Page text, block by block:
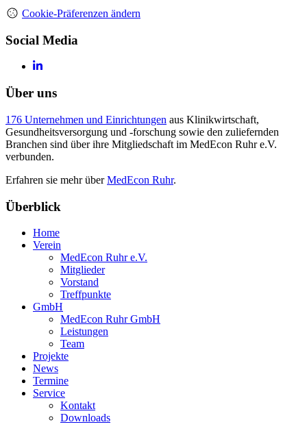
Cookie-Präferenzen ändern
Social Media
Über uns
176 Unternehmen und Einrichtungen aus Klinikwirtschaft,
Gesundheitsversorgung und -forschung sowie den zuliefernden
Branchen sind über ihre Mitgliedschaft im MedEcon Ruhr e.V.
verbunden.
Erfahren sie mehr überMedEcon Ruhr.
Überblick
Home
Verein
MedEcon Ruhr e.V.
Mitglieder
Vorstand
Treffpunkte
GmbH
MedEcon Ruhr GmbH
Leistungen
Team
Projekte
News
Termine
Service
Kontakt
Downloads